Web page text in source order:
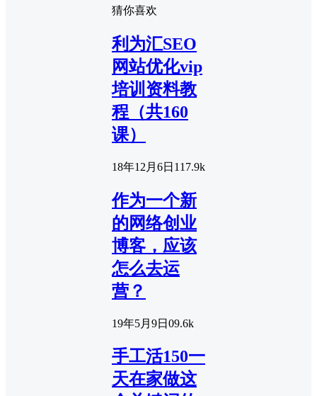
猜你喜欢
利为汇SEO
网站优化vip
培训资料教
程（共160
课）
18年12月6日 11 7.9k
作为一个新
的网络创业
博客，应该
怎么去运
营？
19年5月9日 09.6k
手工活150一
天在家做这